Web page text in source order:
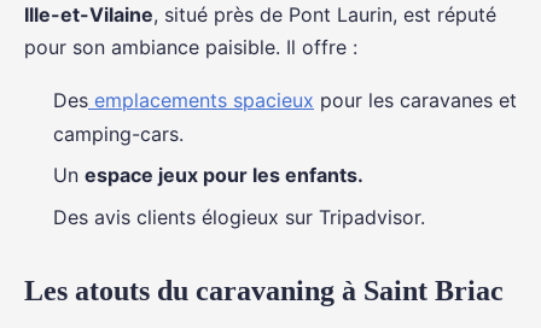
Ille-et-Vilaine, situé près de Pont Laurin, est réputé
pour son ambiance paisible. Il offre :
Des emplacements spacieux pour les caravanes et
camping-cars.
Un espace jeux pour les enfants.
Des avis clients élogieux sur Tripadvisor.
Les atouts du caravaning à Saint Briac